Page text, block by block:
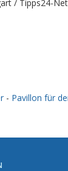
/ Tipps24-
- Pavillon für